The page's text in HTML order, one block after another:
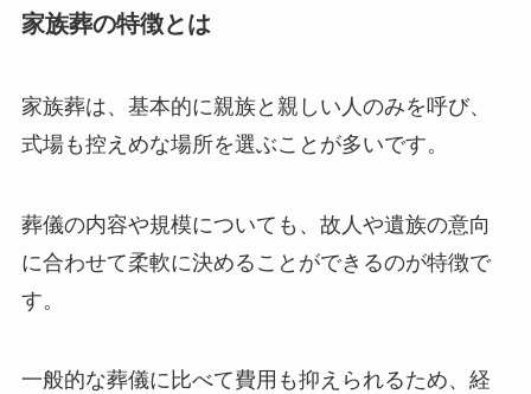
家族葬の特徴とは
家族葬は、基本的に親族と親しい人のみを呼び、
式場も控えめな場所を選ぶことが多いです。
葬儀の内容や規模についても、故人や遺族の意向
に合わせて柔軟に決めることができるのが特徴で
す。
一般的な葬儀に比べて費用も抑えられるため、経